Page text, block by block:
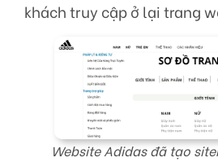
khách truy cập ở lại trang
Website Adidas đã tạo